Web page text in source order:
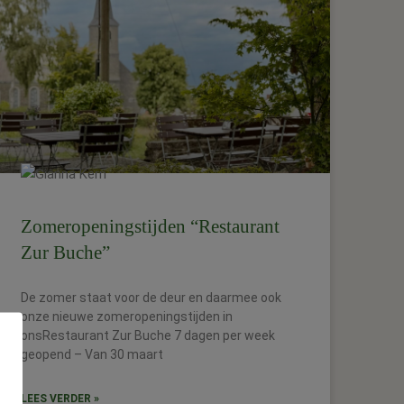
Zomeropeningstijden “Restaurant
Zur Buche”
De zomer staat voor de deur en daarmee ook
onze nieuwe zomeropeningstijden in
onsRestaurant Zur Buche 7 dagen per week
geopend – Van 30 maart
LEES VERDER »